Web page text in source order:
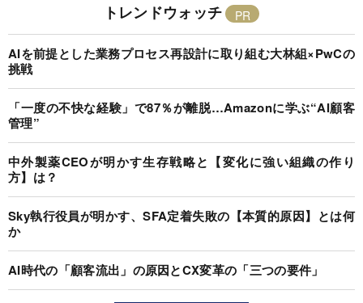
トレンドウォッチ
AIを前提とした業務プロセス再設計に取り組む大林組×PwCの
挑戦
「一度の不快な経験」で87％が離脱…Amazonに学ぶ“AI顧客
管理”
中外製薬CEOが明かす生存戦略と【変化に強い組織の作り
方】は？
Sky執行役員が明かす、SFA定着失敗の【本質的原因】とは何
か
AI時代の「顧客流出」の原因とCX変革の「三つの要件」